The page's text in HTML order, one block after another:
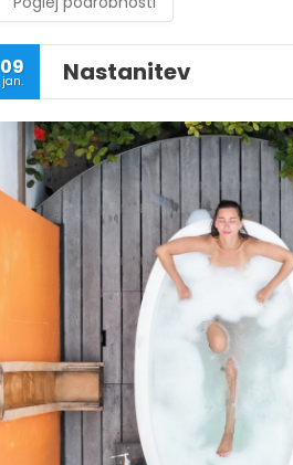
09
jan. Nastanitev